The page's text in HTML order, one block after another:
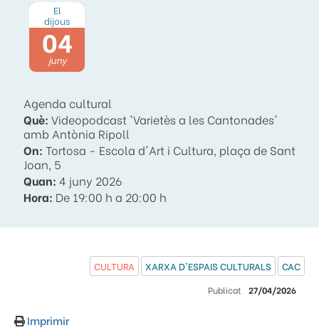
El
dijous
04
juny
Agenda cultural
Què: Videopodcast 'Varietès a les Cantonades'
amb Antònia Ripoll
On: Tortosa - Escola d'Art i Cultura, plaça de Sant
Joan, 5
Quan: 4 juny 2026
Hora: De 19:00 h a 20:00 h
CULTURA XARXA D'ESPAIS CULTURALS CAC
Publicat 27/04/2026
Imprimir